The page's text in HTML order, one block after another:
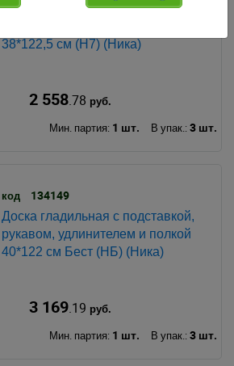
Доска гладильная с подставкой,
38*122,5 см (Н7) (Ника)
2 558.78 руб.
Мин. партия: 1 шт. В упак.: 3 шт.
код 134149
Доска гладильная с подставкой,
рукавом, удлинителем и полкой
40*122 см Бест (НБ) (Ника)
3 169.19 руб.
Мин. партия: 1 шт. В упак.: 3 шт.